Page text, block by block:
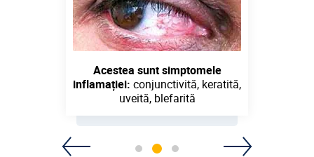
Acestea sunt simptomele
inflamației: conjunctivită, keratită,
uveită, blefarită